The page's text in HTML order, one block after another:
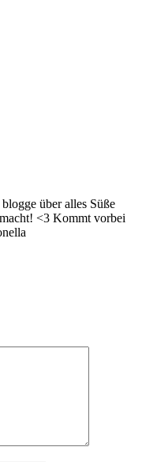
über alles Süße
<3 Kommt vorbei